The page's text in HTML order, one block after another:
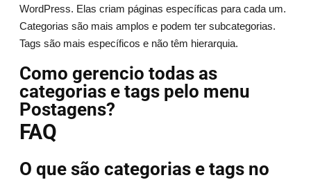
WordPress. Elas criam páginas específicas para cada um.
Categorias são mais amplos e podem ter subcategorias.
Tags são mais específicos e não têm hierarquia.
Como gerencio todas as
categorias e tags pelo menu
Postagens?
FAQ
O que são categorias e tags no